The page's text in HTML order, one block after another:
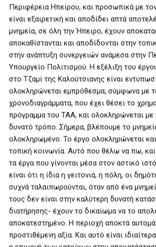
Περιφέρεια Ηπείρου, και προσωπικά με
είναι εξαιρετική και αποδίδει απτά
μνημεία, σε όλη την Ήπειρο, έχουν
αποκαθίστανται και αποδίδονται στην
στην ανάπτυξη συνεργειών ανάμεσα στην
Υπουργείο Πολιτισμού. Η εξέλιξη του
στο Τζαμί της Καλούτσιανης είναι
ολοκληρώνεται εμπρόθεσμα, σύμφωνα με
χρονοδιαγράμματα, που έχει θέσει το
πρόγραμμα του ΤΑΑ, και ολοκληρώνεται με
δυνατό τρόπο. Σήμερα, βλέπουμε το
ολοκληρωμένο. Το έργο ολοκληρώνεται
τοπική κοινωνία. Αυτό που θέλω να πω, και
τα έργα που γίνονται μέσα στον αστικό
είναι ότι η ίδια η γειτονιά, η πόλη, οι
συχνά ταλαιπωρούνται, όταν από ένα
τους δεν είναι στην καλύτερη δυνατή
διατήρησης- έχουν το δικαίωμα να το
αποκατεστημένο. Η περιοχή αποκτά
προστιθέμενη αξία. Και αυτό είναι